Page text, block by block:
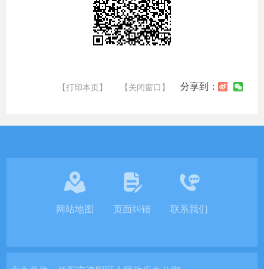
【打印本页】 【关闭窗口】 分享到：
网站地图 页面纠错 联系我们